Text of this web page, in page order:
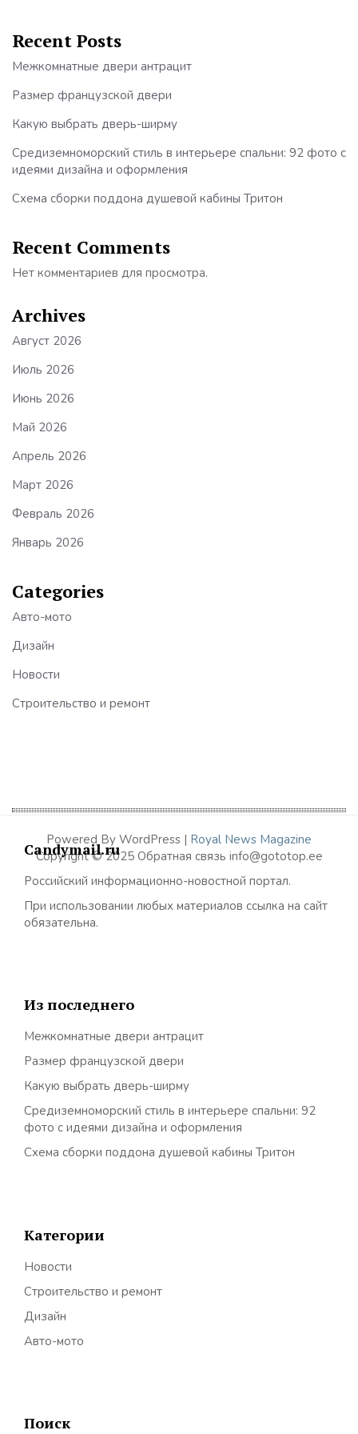
Recent Posts
Межкомнатные двери антрацит
Размер французской двери
Какую выбрать дверь-ширму
Средиземноморский стиль в интерьере спальни: 92 фото с
идеями дизайна и оформления
Схема сборки поддона душевой кабины Тритон
Recent Comments
Нет комментариев для просмотра.
Archives
Август 2026
Июль 2026
Июнь 2026
Май 2026
Апрель 2026
Март 2026
Февраль 2026
Январь 2026
Categories
Авто-мото
Дизайн
Новости
Строительство и ремонт
Candymail.ru
Российский информационно-новостной портал.
При использовании любых материалов ссылка на сайт
обязательна.
Из последнего
Межкомнатные двери антрацит
Размер французской двери
Какую выбрать дверь-ширму
Средиземноморский стиль в интерьере спальни: 92
фото с идеями дизайна и оформления
Схема сборки поддона душевой кабины Тритон
Категории
Новости
Строительство и ремонт
Дизайн
Авто-мото
Поиск
Powered By WordPress | Royal News Magazine
Copyright © 2025 Обратная связь info@gototop.ee